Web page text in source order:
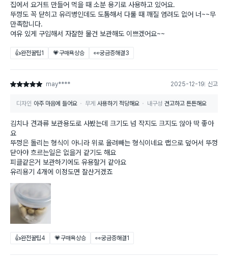
집에서 요거트 만들어 먹을 때 소분 용기로 사용하고 있어요.
뚜껑도 꼭 닫히고 유리병인데도 도톰해서 다룰 때 깨질 염려도 없어 너~~무
만족합니다.
여유 있게 구입해서 자잘한 물건 보관해도 이쁘겠어요~~
👍완전꿀팁1 💗구매욕상승 👀궁금증해결3
별점 5점 may**** 2025-12-19 신고
디자인 아주 마음에 들어요 무게 사용하기 적당해요 내구성 견고하고 튼튼해요
김치나 견과류 보관용도로 사봤는데 크기도 넘 작지도 크지도 않아 딱 좋아
요
뚜껑은 돌리는 형식이 아니라 위로 올려빼는 형식이네요 랩으로 덮어서 뚜껑
닫아야 흐르는일은 없을거 같기도 해요
피클같은거 보관하기에도 유용할거 같아요
유리용기 4개에 이정도면 잘산거겠죠
👍완전꿀팁4 💗구매욕상승 👀궁금증해결1